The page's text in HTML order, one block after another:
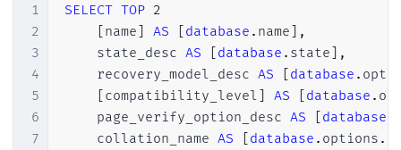
1
2
3
4
5
6
7
SELECT TOP 2
[name] AS [database . name] ,
    state_desc
AS [database . state] ,
    recovery_model_desc
AS [database .
[compatibility_level] AS [database .
    page_verify_option_desc
AS [database
    collation_name
AS [database . options .